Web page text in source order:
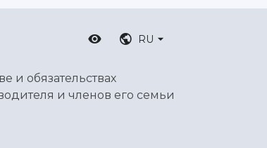
RU
и обязательствах
и членов его семьи